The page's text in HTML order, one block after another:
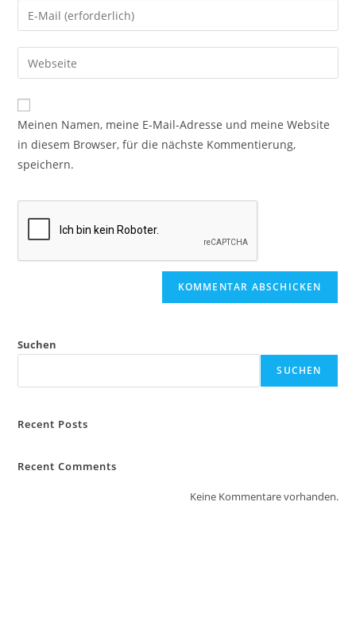
Meinen Namen, meine E-Mail-Adresse und meine Website
in diesem Browser, für die nächste Kommentierung,
speichern.
Suchen
SUCHEN
Recent Posts
Recent Comments
Keine Kommentare vorhanden.